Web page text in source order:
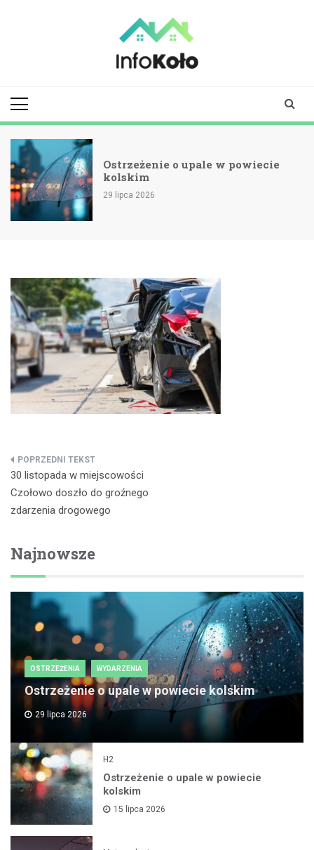
Ostrzeżenie o upale w powiecie
kolskim
29 lipca 2026
Nawigacja
wpisu
30 listopada w miejscowości
Czołowo doszło do groźnego
zdarzenia drogowego
Najnowsze
OSTRZEŻENIA WYDARZENIA
Ostrzeżenie o upale w powiecie kolskim
29 lipca 2026
H2
Ostrzeżenie o upale w powiecie
kolskim
15 lipca 2026